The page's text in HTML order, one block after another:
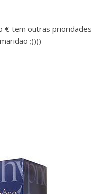
€ tem outras prioridades
;))))